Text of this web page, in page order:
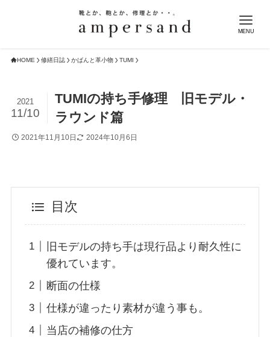
MENU
HOME 修繕日誌 かばんと革小物 TUMI
TUMIの持ち手修理 旧モデル・
ラウンド篇
2021
11/10
2021年11月10日 2024年10月6日
目次
旧モデルの持ち手は現行品より耐久性に
優れています。
断面の仕様
仕様が違ったり素材が違う事も。
当店の補修の仕方